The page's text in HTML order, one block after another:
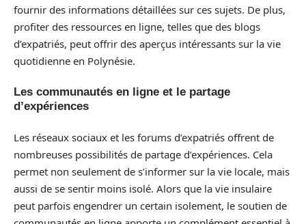
fournir des informations détaillées sur ces sujets. De plus,
profiter des ressources en ligne, telles que des blogs
d’expatriés, peut offrir des aperçus intéressants sur la vie
quotidienne en Polynésie.
Les communautés en ligne et le partage
d’expériences
Les réseaux sociaux et les forums d’expatriés offrent de
nombreuses possibilités de partage d’expériences. Cela
permet non seulement de s’informer sur la vie locale, mais
aussi de se sentir moins isolé. Alors que la vie insulaire
peut parfois engendrer un certain isolement, le soutien de